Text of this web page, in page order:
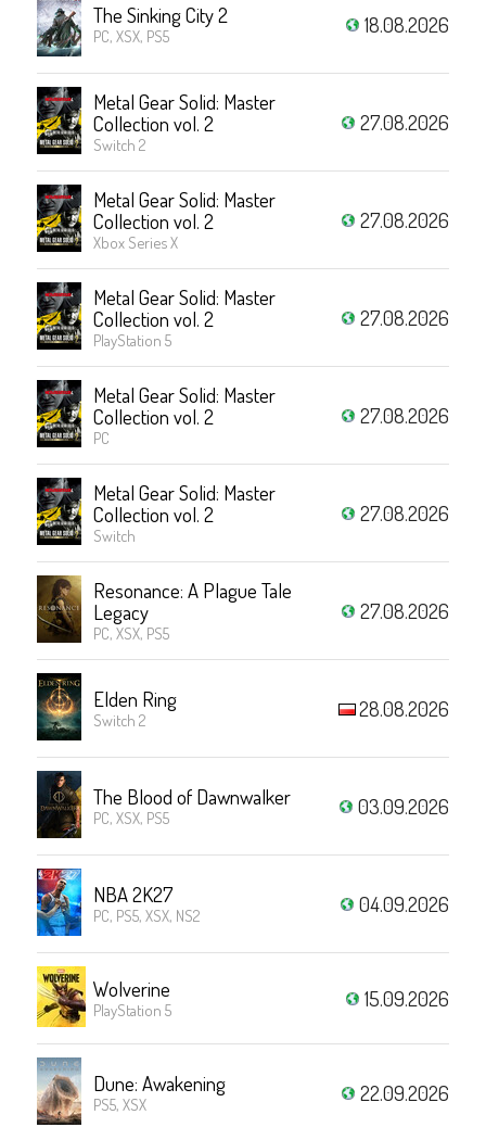
The Sinking City 2
PC, XSX, PS5 18.08.2026
Metal Gear Solid: Master
Collection vol. 2
Switch 2
27.08.2026
Metal Gear Solid: Master
Collection vol. 2
Xbox Series X
27.08.2026
Metal Gear Solid: Master
Collection vol. 2
PlayStation 5
27.08.2026
Metal Gear Solid: Master
Collection vol. 2
PC
27.08.2026
Metal Gear Solid: Master
Collection vol. 2
Switch
27.08.2026
Resonance: A Plague Tale
Legacy
PC, XSX, PS5
27.08.2026
Elden Ring
Switch 2 28.08.2026
The Blood of Dawnwalker
PC, XSX, PS5 03.09.2026
NBA 2K27
PC, PS5, XSX, NS2 04.09.2026
Wolverine
PlayStation 5 15.09.2026
Dune: Awakening
PS5, XSX 22.09.2026